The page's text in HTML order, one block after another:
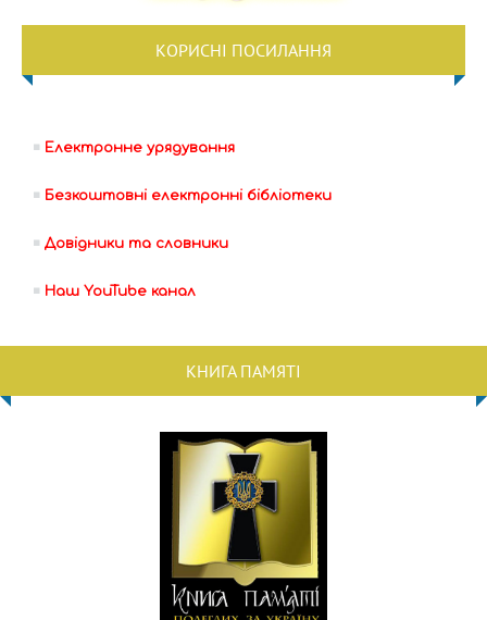
КОРИСНІ ПОСИЛАННЯ
Електронне урядування
Безкоштовні електронні бібліотеки
Довідники та словники
Наш YouTube канал
КНИГА ПАМЯТІ